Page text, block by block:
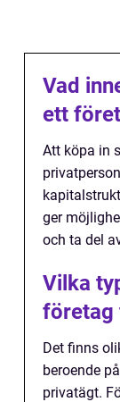
Vad
ett
Att köpa in
ger
och ta del
Vilka
företag
Det finns
beroende
privatägt.